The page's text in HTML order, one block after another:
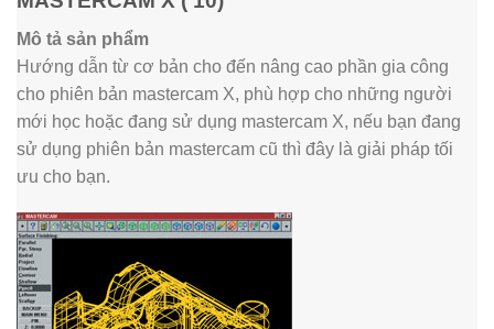
Mô tả sản phẩm
Hướng dẫn từ cơ bản cho đến nâng cao phần gia công
cho phiên bản mastercam X, phù hợp cho những người
mới học hoặc đang sử dụng mastercam X, nếu bạn đang
sử dụng phiên bản mastercam cũ thì đây là giải pháp tối
ưu cho bạn.